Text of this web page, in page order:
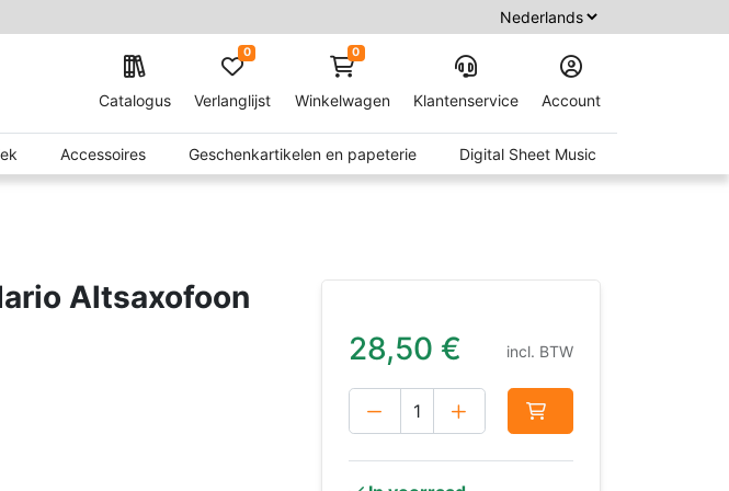
Catalogus Verlanglijst
0 0
Winkelwagen Klantenservice Account
Accessoires Geschenkartikelen en papeterie Digital Sheet Music
Altsaxofoon
28,50 € incl. BTW